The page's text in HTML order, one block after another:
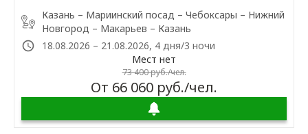
Казань – Мариинский посад – Чебоксары – Нижний
Новгород – Макарьев – Казань
18.08.2026 – 21.08.2026, 4 дня/3 ночи
Мест нет
73 400 руб./чел.
От 66 060 руб./чел.